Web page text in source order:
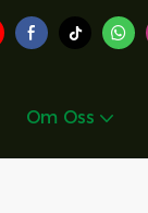
Om Oss